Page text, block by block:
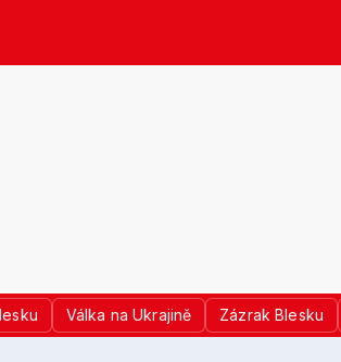
Válka na Ukrajině Zázrak Blesku